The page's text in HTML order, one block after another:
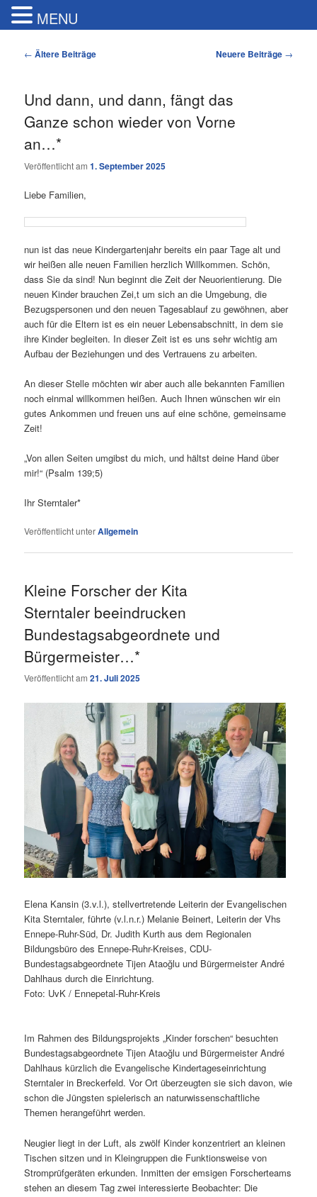
Artikelnavigation
← Ältere Beiträge Neuere Beiträge →
Und dann, und dann, fängt das
Ganze schon wieder von Vorne
an…*
Veröffentlicht am1. September 2025
Liebe Familien,
nun ist das neue Kindergartenjahr bereits ein paar Tage alt und
wir heißen alle neuen Familien herzlich Willkommen. Schön,
dass Sie da sind! Nun beginnt die Zeit der Neuorientierung. Die
neuen Kinder brauchen Zei,t um sich an die Umgebung, die
Bezugspersonen und den neuen Tagesablauf zu gewöhnen, aber
auch für die Eltern ist es ein neuer Lebensabschnitt, in dem sie
ihre Kinder begleiten. In dieser Zeit ist es uns sehr wichtig am
Aufbau der Beziehungen und des Vertrauens zu arbeiten.
An dieser Stelle möchten wir aber auch alle bekannten Familien
noch einmal willkommen heißen. Auch Ihnen wünschen wir ein
gutes Ankommen und freuen uns auf eine schöne, gemeinsame
Zeit!
„Von allen Seiten umgibst du mich, und hältst deine Hand über
mir!“ (Psalm 139;5)
Ihr Sterntaler*
Veröffentlicht unterAllgemein
Kleine Forscher der Kita
Sterntaler beeindrucken
Bundestagsabgeordnete und
Bürgermeister…*
Veröffentlicht am21. Juli 2025
Elena Kansin (3.v.l.), stellvertretende Leiterin der Evangelischen
Kita Sterntaler, führte (v.l.n.r.) Melanie Beinert, Leiterin der Vhs
Ennepe-Ruhr-Süd, Dr. Judith Kurth aus dem Regionalen
Bildungsbüro des Ennepe-Ruhr-Kreises, CDU-
Bundestagsabgeordnete Tijen Ataoğlu und Bürgermeister André
Dahlhaus durch die Einrichtung.
Foto: UvK / Ennepetal-Ruhr-Kreis
Im Rahmen des Bildungsprojekts „Kinder forschen“ besuchten
Bundestagsabgeordnete Tijen Ataoğlu und Bürgermeister André
Dahlhaus kürzlich die Evangelische Kindertageseinrichtung
Sterntaler in Breckerfeld. Vor Ort überzeugten sie sich davon, wie
schon die Jüngsten spielerisch an naturwissenschaftliche
Themen herangeführt werden.
Neugier liegt in der Luft, als zwölf Kinder konzentriert an kleinen
Tischen sitzen und in Kleingruppen die Funktionsweise von
Stromprüfgeräten erkunden. Inmitten der emsigen Forscherteams
stehen an diesem Tag zwei interessierte Beobachter: Die
MENU